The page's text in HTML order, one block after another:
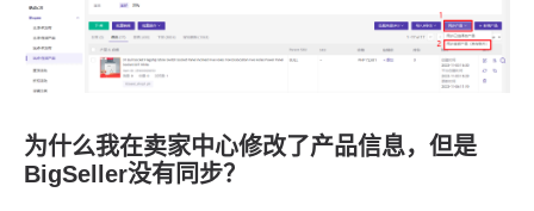
为什么我在卖家中心修改了产品信息，但是
BigSeller没有同步？